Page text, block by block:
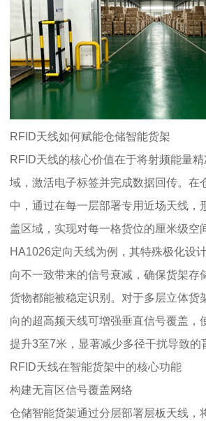
RFID天线如何赋能仓储智能货架
RFID天线的核心价值在于将射频能量
域，激活电子标签并完成数据回传。在
中，通过在每一层部署专用近场天线，
盖区域，实现对每一格货位的厘米级空
HA1026定向天线为例，其特殊极化设
向不一致带来的信号衰减，确保货架存
货物都能被稳定识别。对于多层立体货
向的超高频天线可增强垂直信号覆盖，
提升3至7米，显著减少多径干扰导致的
RFID天线在智能货架中的核心功能
构建无盲区信号覆盖网络
仓储智能货架通过分层部署层板天线，